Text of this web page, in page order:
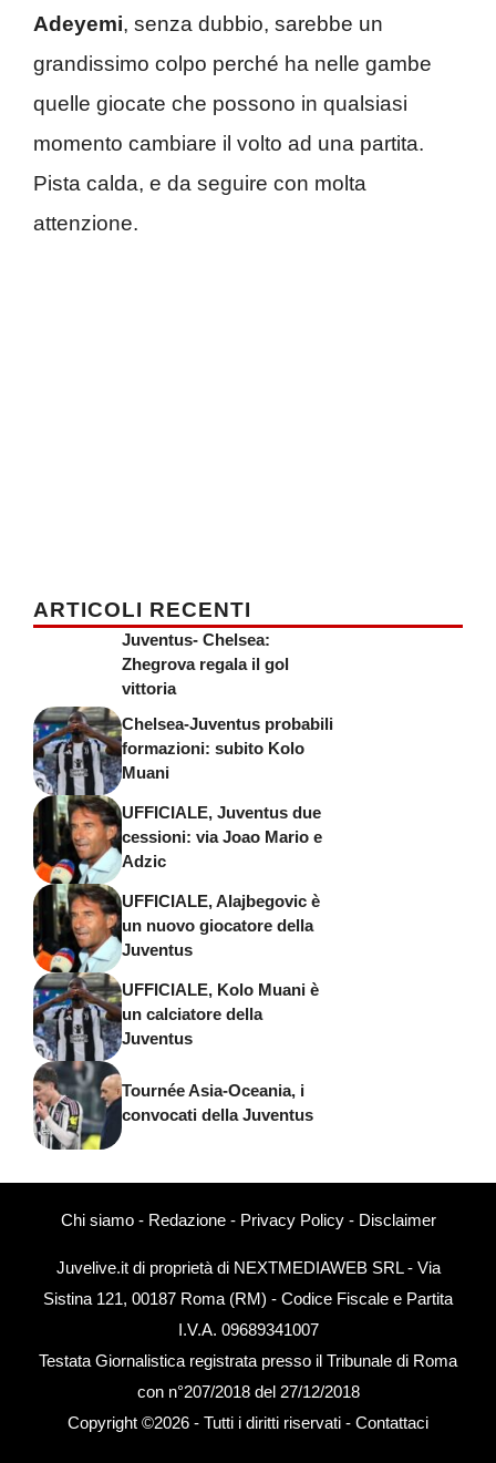
Adeyemi, senza dubbio, sarebbe un
grandissimo colpo perché ha nelle gambe
quelle giocate che possono in qualsiasi
momento cambiare il volto ad una partita.
Pista calda, e da seguire con molta
attenzione.
ARTICOLI RECENTI
Juventus- Chelsea:
Zhegrova regala il gol
vittoria
Chelsea-Juventus probabili
formazioni: subito Kolo
Muani
UFFICIALE, Juventus due
cessioni: via Joao Mario e
Adzic
UFFICIALE, Alajbegovic è
un nuovo giocatore della
Juventus
UFFICIALE, Kolo Muani è
un calciatore della
Juventus
Tournée Asia-Oceania, i
convocati della Juventus
Chi siamo- Redazione- Privacy Policy- Disclaimer
Juvelive.it di proprietà di NEXTMEDIAWEB SRL - Via
Sistina 121, 00187 Roma (RM) - Codice Fiscale e Partita
I.V.A. 09689341007
Testata Giornalistica registrata presso il Tribunale di Roma
con n°207/2018 del 27/12/2018
Copyright ©2026 - Tutti i diritti riservati - Contattaci